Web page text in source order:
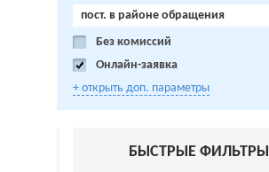
пост. в районе обращения
Без комиссий
Онлайн-заявка
+ открыть доп. параметры
БЫСТРЫЕ ФИЛЬТРЫ